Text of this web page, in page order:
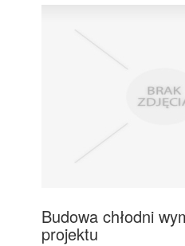
Budowa chłodni
projektu